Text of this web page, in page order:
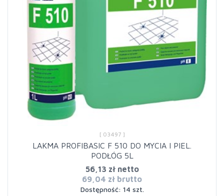
[ 03497 ]
LAKMA PROFIBASIC F 510 DO MYCIA I PIEL.
PODŁÓG 5L
56,13 zł netto
69,04 zł brutto
Dostępność: 14 szt.